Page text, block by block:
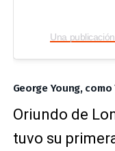
George Young, como
Oriundo de
tuvo su